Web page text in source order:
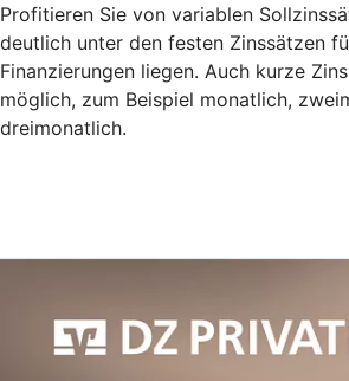
Profitieren Sie von variablen
deutlich unter den festen Zinssätzen
Finanzierungen liegen. Auch kurze
möglich, zum Beispiel monatlich,
dreimonatlich.